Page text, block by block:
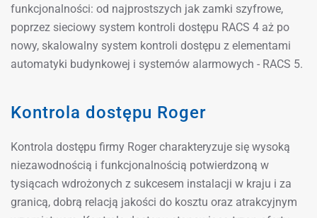
funkcjonalności: od najprostszych jak zamki szyfrowe,
poprzez sieciowy system kontroli dostępu RACS 4 aż po
nowy, skalowalny system kontroli dostępu z elementami
automatyki budynkowej i systemów alarmowych - RACS 5.
Kontrola dostępu Roger
Kontrola dostępu firmy Roger charakteryzuje się wysoką
niezawodnością i funkcjonalnością potwierdzoną w
tysiącach wdrożonych z sukcesem instalacji w kraju i za
granicą, dobrą relacją jakości do kosztu oraz atrakcyjnym